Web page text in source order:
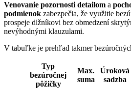
Venovanie pozornosti detailom a
podmienok zabezpečia, že využitie
prospeje dlžníkovi bez obmedzení
nevýhodnými klauzulami.
V tabuľke je prehľad takmer
Typ
bezúročnej
pôžičky
Max.
suma
Úroková
sadzba